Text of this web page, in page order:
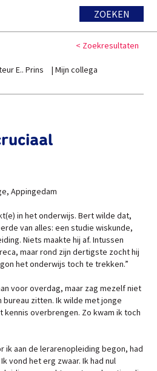
ZOEKEN
< Zoekresultaten
E.. Prins Mijn collega
Appingedam
in het onderwijs. Bert wilde dat,
van alles: een studie wiskunde,
Niets maakte hij af. Intussen
maar rond zijn dertigste zocht hij
het onderwijs toch te trekken.”
voor overdag, maar zag mezelf niet
zitten. Ik wilde met jonge
kennis overbrengen. Zo kwam ik toch
ik aan de lerarenopleiding begon, had
vond het erg zwaar. Ik had nul